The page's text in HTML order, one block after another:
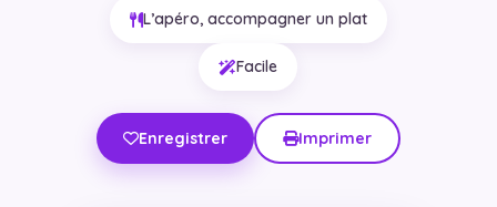
L’apéro, accompagner un plat
Facile
Enregistrer Imprimer